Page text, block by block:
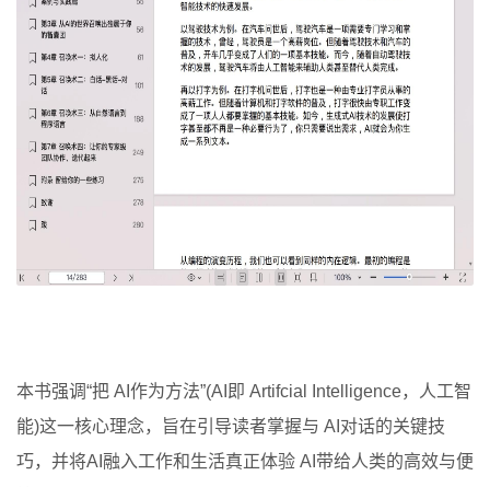
本书强调“把 AI作为方法”(AI即 Artifcial Intelligence，人工智
能)这一核心理念，旨在引导读者掌握与 AI对话的关键技
巧，并将AI融入工作和生活真正体验 AI带给人类的高效与便